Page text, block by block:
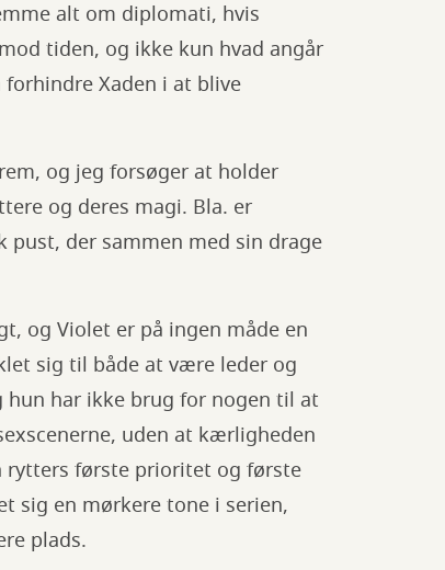
alt om diplomati, hvis
tiden, og ikke kun hvad angår
Xaden i at blive
og jeg forsøger at holder
og deres magi. Bla. er
der sammen med sin drage
og Violet er på ingen måde en
sig til både at være leder og
har ikke brug for nogen til at
uden at kærligheden
rytters første prioritet og første
sig en mørkere tone i serien,
plads.